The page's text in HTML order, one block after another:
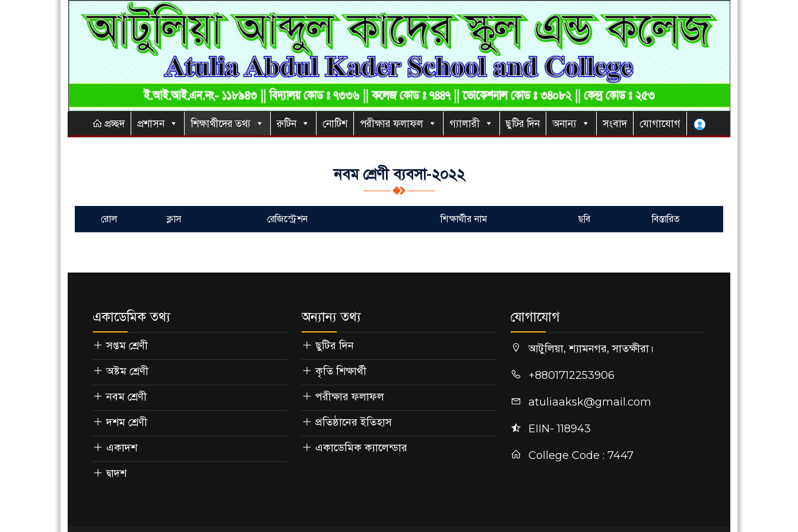
প্রচ্ছদ প্রশাসন শিক্ষার্থীদের তথ্য রুটিন নোটিশ পরীক্ষার ফলাফল গ্যালারী ছুটির দিন অনান্য সংবাদ যোগাযোগ
নবম শ্রেণী ব্যবসা-২০২২
রোল ক্লাস রেজিস্ট্রেশন শিক্ষার্থীর নাম ছবি বিস্তারিত
একাডেমিক তথ্য
সপ্তম শ্রেণী
অষ্টম শ্রেণী
নবম শ্রেণী
দশম শ্রেণী
একাদশ
দ্বাদশ
অন্যান্য তথ্য
ছুটির দিন
কৃতি শিক্ষার্থী
পরীক্ষার ফলাফল
প্রতিষ্ঠানের ইতিহাস
একাডেমিক ক্যালেন্ডার
যোগাযোগ
আটুলিয়া, শ্যামনগর, সাতক্ষীরা।
+8801712253906
atuliaaksk@gmail.com
EIIN- 118943
College Code : 7447